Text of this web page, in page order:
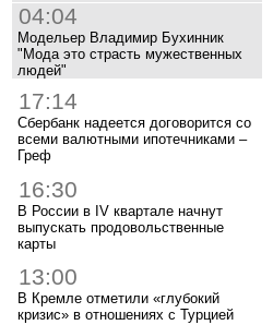
04:04
Модельер Владимир Бухинник
"Мода это страсть мужественных
людей"
17:14
Сбербанк надеется договорится со
всеми валютными ипотечниками –
Греф
16:30
В России в IV квартале начнут
выпускать продовольственные
карты
13:00
В Кремле отметили «глубокий
кризис» в отношениях с Турцией